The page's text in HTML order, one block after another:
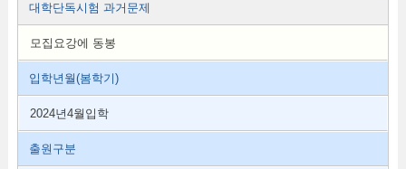
대학단독시험 과거문제
모집요강에 동봉
입학년월(봄학기)
2024년4월입학
출원구분